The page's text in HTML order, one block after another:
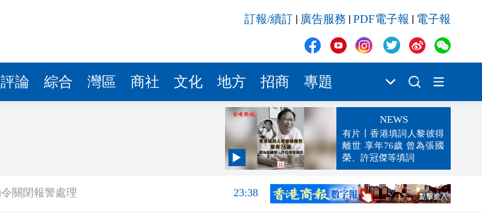
訂報/續訂 廣告服務 PDF電子報 電子報
評論 綜合 灣區 商社 文化 地方 招商 專題
NEWS
有片丨香港填詞人黎彼得
離世 享年76歲 曾為張國
榮、許冠傑等填詞
23:38
論的「爆料者」
23:35